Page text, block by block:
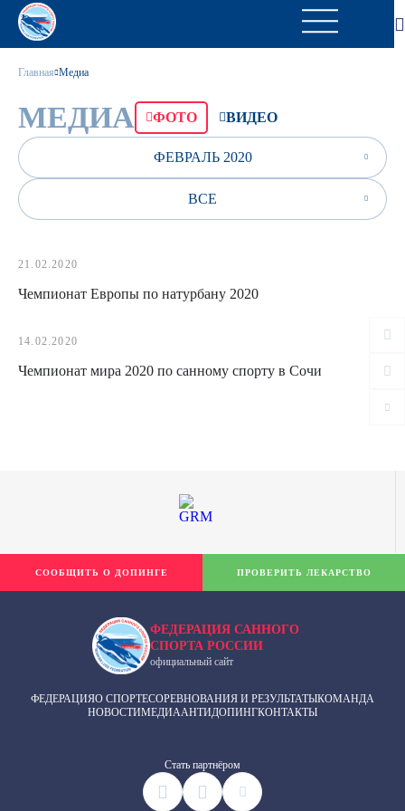
Главная Медиа
МЕДИА ФОТО ВИДЕО
ФЕВРАЛЬ 2020
ВСЕ
21.02.2020
Чемпионат Европы по натурбану 2020
14.02.2020
Чемпионат мира 2020 по санному спорту в Сочи
ФЕДЕРАЦИЯ САННОГО
СПОРТА РОССИИ
официальный сайт
ФЕДЕРАЦИЯО СПОРТЕСОРЕВНОВАНИЯ И РЕЗУЛЬТАТЫКОМАНДА
НОВОСТИМЕДИААНТИДОПИНГКОНТАКТЫ
Cтать партнёром
СООБЩИТЬ О ДОПИНГЕ ПРОВЕРИТЬ ЛЕКАРСТВО